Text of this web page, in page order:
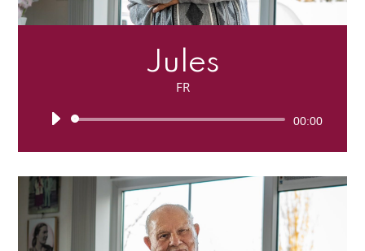
Jules
FR
Lecteur
00:00